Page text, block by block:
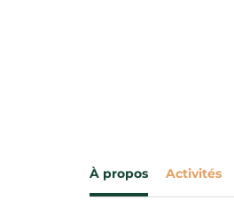
À propos Activités